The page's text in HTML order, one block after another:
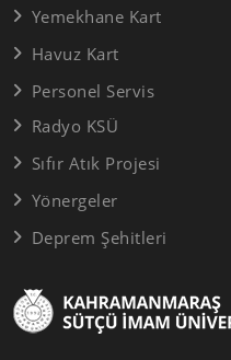
Yemekhane Kart
Havuz Kart
Personel Servis
Radyo KSÜ
Sıfır Atık Projesi
Yönergeler
Deprem Şehitleri